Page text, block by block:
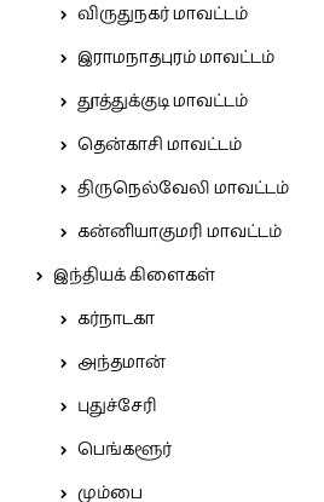
விருதுநகர் மாவட்டம்
இராமநாதபுரம் மாவட்டம்
தூத்துக்குடி மாவட்டம்
தென்காசி மாவட்டம்
திருநெல்வேலி மாவட்டம்
கன்னியாகுமரி மாவட்டம்
இந்தியக் கிளைகள்
கர்நாடகா
அந்தமான்
புதுச்சேரி
பெங்களூர்
மும்பை